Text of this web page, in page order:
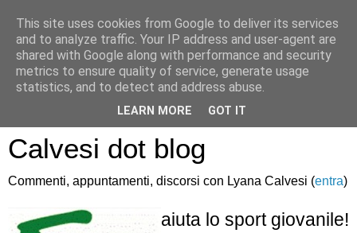
Atletica Sandro
Calvesi dot blog
Commenti, appuntamenti, discorsi con Lyana Calvesi (entra)
aiuta lo sport giovanile!
This site uses cookies from Google to deliver its services
and to analyze traffic. Your IP address and user-agent are
shared with Google along with performance and security
metrics to ensure quality of service, generate usage
statistics, and to detect and address abuse.
LEARN MORE GOT IT